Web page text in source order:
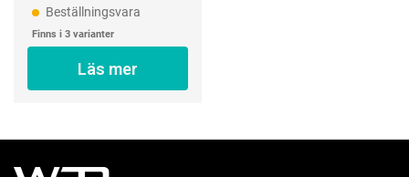
Beställningsvara
Finns i 3 varianter
Läs mer